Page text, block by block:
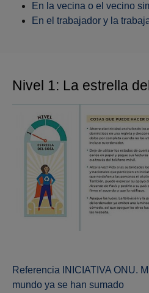
En la vecina o el vecino
En el trabajador y la
Nivel 1: La estrella
Referencia INICIATIVA ONU.
mundo ya se han sumado